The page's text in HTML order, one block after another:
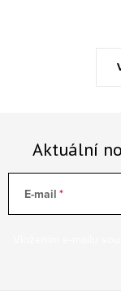
Aktuální
E-mail